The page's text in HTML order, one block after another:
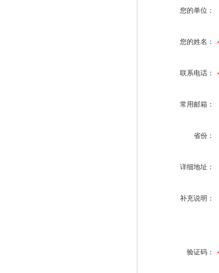
您的单位：
您的姓名：
联系电话：
常用邮箱：
省份：
详细地址：
补充说明：
验证码：